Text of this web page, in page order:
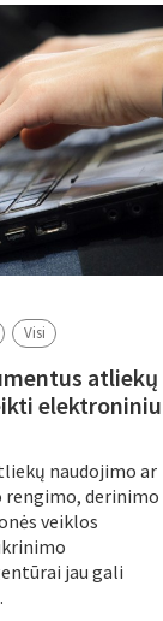
Visi
atliekų
elektroniniu
naudojimo ar
derinimo
veiklos
jau gali